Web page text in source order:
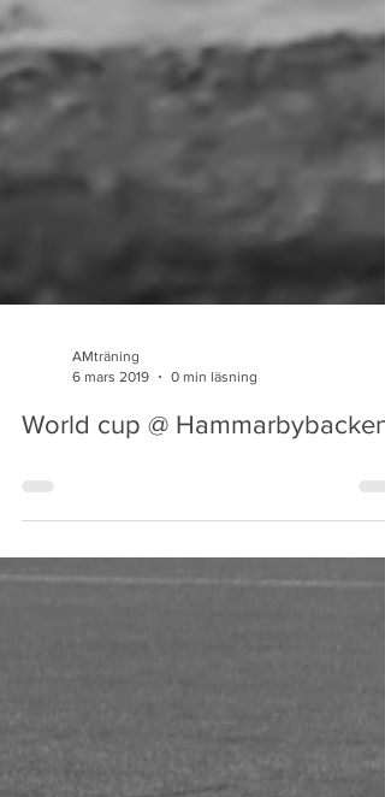
AMträning
6 mars 2019
World cup @ Hammarbybacken